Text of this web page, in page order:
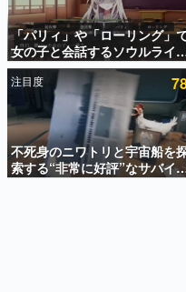
アプリセール情報
インタビュー
連載・特集一
殿堂入り記事
SNS拡散数が数
ど。多くの人々
事をまとめまし
「パリィ」や「ローリング」
女の子と会話するソウルライ
恋愛ゲーム『小早川さんはソ
ルライク』無料公開。返事に
敗すると「YOU DIED」
注目度
不死身のニワトリと宇宙船を
索する“非常に好評”なサバイ
ルゲーム『Breathedge』が無